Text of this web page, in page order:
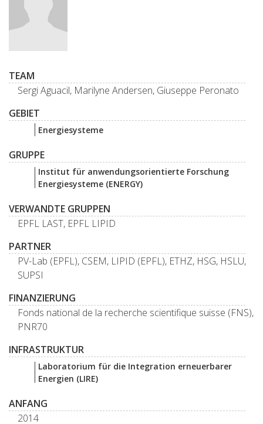
TEAM
Sergi Aguacil, Marilyne Andersen, Giuseppe Peronato
GEBIET
Energiesysteme
GRUPPE
Institut für anwendungsorientierte Forschung
Energiesysteme (ENERGY)
VERWANDTE GRUPPEN
EPFL LAST, EPFL LIPID
PARTNER
PV-Lab (EPFL), CSEM, LIPID (EPFL), ETHZ, HSG, HSLU,
SUPSI
FINANZIERUNG
Fonds national de la recherche scientifique suisse (FNS),
PNR70
INFRASTRUKTUR
Laboratorium für die Integration erneuerbarer
Energien (LIRE)
ANFANG
2014